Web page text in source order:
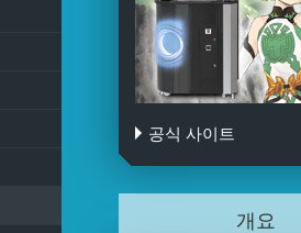
REFLEC BEAT 悠
공식 사이트
개요